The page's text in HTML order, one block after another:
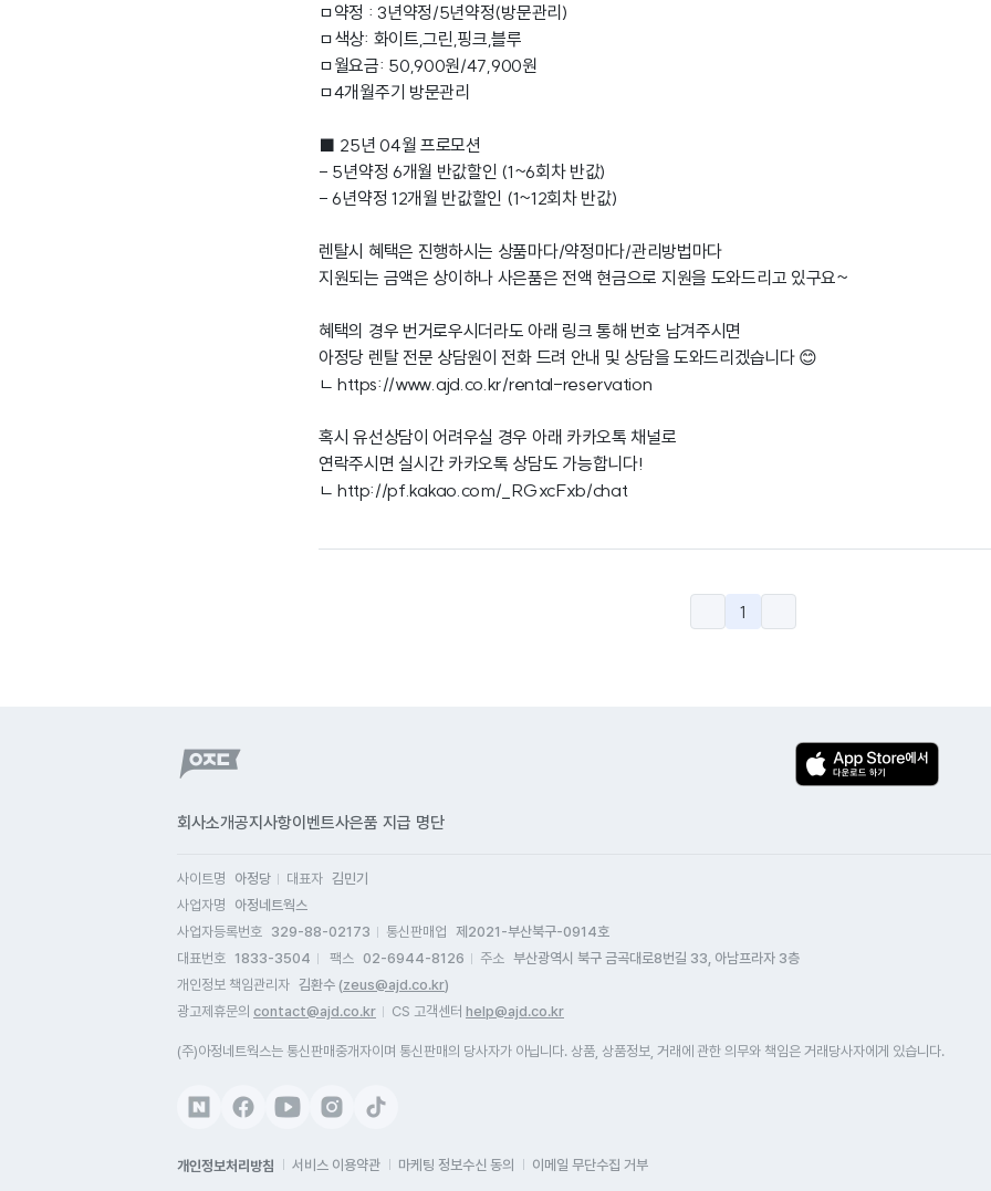
ㅁ약정 : 3년약정/5년약정(방문관리)
ㅁ색상: 화이트,그린,핑크,블루
ㅁ월요금: 50,900원/47,900원
ㅁ4개월주기 방문관리
■ 25년 04월 프로모션
- 5년약정 6개월 반값할인 (1~6회차 반값)
- 6년약정 12개월 반값할인 (1~12회차 반값)
렌탈시 혜택은 진행하시는 상품마다/약정마다/관리방법마다
지원되는 금액은 상이하나 사은품은 전액 현금으로 지원을 도와드리고 있구요~
혜택의 경우 번거로우시더라도 아래 링크 통해 번호 남겨주시면
아정당 렌탈 전문 상담원이 전화 드려 안내 및 상담을 도와드리겠습니다 😊
ㄴhttps://www.ajd.co.kr/rental-reservation
혹시 유선상담이 어려우실 경우 아래 카카오톡 채널로
연락주시면 실시간 카카오톡 상담도 가능합니다!
ㄴhttp://pf.kakao.com/_RGxcFxb/chat
1
회사소개공지사항이벤트사은품 지급 명단
사이트명 아정당 대표자 김민기
사업자명
아정네트웍스
사업자등록번호 329-88-02173 통신판매업
제2021-부산북구-0914호
대표번호 1833-3504 팩스 02-6944-8126 주소 부산광역시 북구 금곡대로8번길 33, 아남프라자 3층
개인정보 책임관리자 김환수 (zeus@ajd.co.kr)
광고제휴문의 contact@ajd.co.kr CS 고객센터 help@ajd.co.kr
(주)아정네트웍스는 통신판매중개자이며 통신판매의 당사자가 아닙니다. 상품, 상품정보, 거래에 관한 의무와 책임은 거래당사자에게 있습니다.
개인정보처리방침 서비스 이용약관 마케팅 정보수신 동의 이메일 무단수집 거부